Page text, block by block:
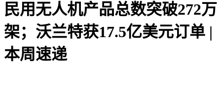
民用无人机产品总数突破272万
架；沃兰特获17.5亿美元订单 |
本周速递